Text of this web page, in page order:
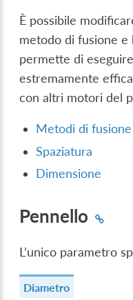
È possibile
metodo di fusione e
permette di
estremamente
con altri motori del
Metodi di fusione
Spaziatura
Dimensione
Pennello
L’unico parametro
Diametro